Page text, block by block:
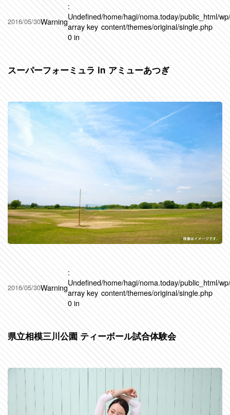
2016/05/30Warning
:
Undefined
array key
0 in
/home/hagi/noma.today/public_html/
content/themes/original/single.php
スーパーフォーミュラ in アミューあつぎ
2016/05/30Warning
:
Undefined
array key
0 in
/home/hagi/noma.today/public_html/
content/themes/original/single.php
県立相模三川公園 ティーボール試合体験会